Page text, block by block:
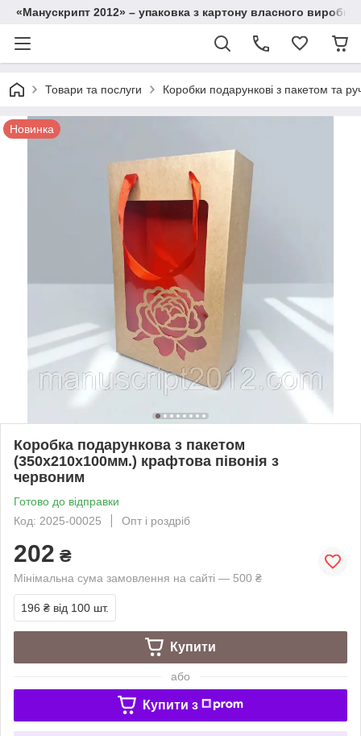
«Манускрипт 2012» – упаковка з картону власного
Товари та послуги Коробки подарункові з пакетом та
Новинка
Коробка подарункова з пакетом
(350х210х100мм.) крафтова півонія з
червоним
Готово до відправки
Код: 2025-00025
Опт і роздріб
202 ₴
Мінімальна сума замовлення на сайті — 500 ₴
196 ₴ від 100 шт.
Купити
або
Купити з